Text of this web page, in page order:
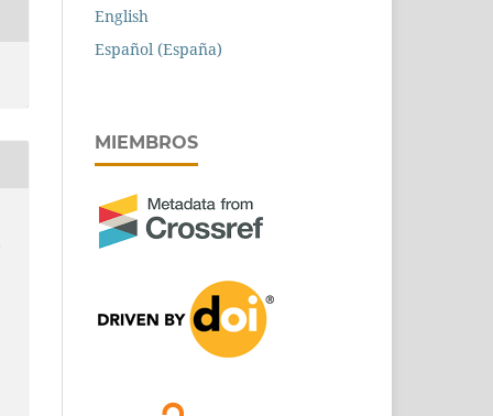
English
Español (España)
MIEMBROS